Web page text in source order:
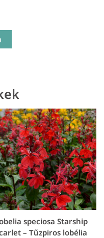
speciosa Starship
– Tűzpiros lobélia